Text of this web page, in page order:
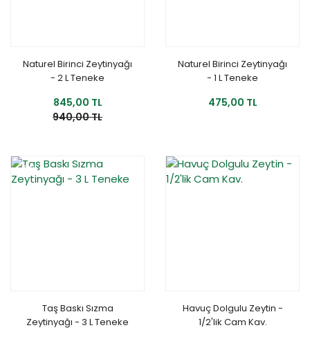
Naturel Birinci Zeytinyağı
- 2 L Teneke
845,00 TL
940,00 TL
Naturel Birinci Zeytinyağı
- 1 L Teneke
475,00 TL
YENİ
Taş Baskı Sızma
Zeytinyağı - 3 L Teneke
Havuç Dolgulu Zeytin -
1/2'lik Cam Kav.